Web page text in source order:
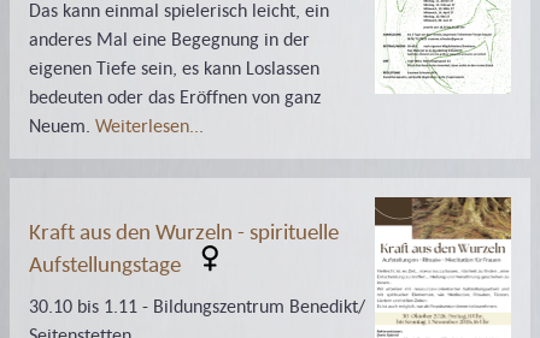
Das kann einmal spielerisch leicht, ein
anderes Mal eine Begegnung in der
eigenen Tiefe sein, es kann Loslassen
bedeuten oder das Eröffnen von ganz
Neuem. Weiterlesen...
Kraft aus den Wurzeln - spirituelle
Aufstellungstage
30.10 bis 1.11 - Bildungszentrum Benedikt/